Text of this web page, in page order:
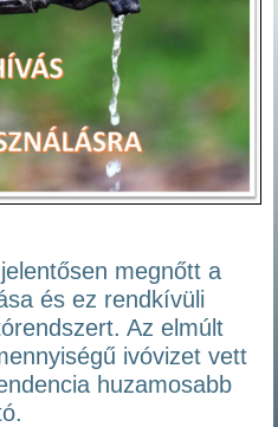
megnőtt a
és ez rendkívüli
Az elmúlt
ivóvizet vett
huzamosabb